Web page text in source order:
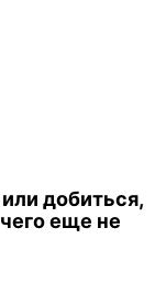
добиться,
еще не